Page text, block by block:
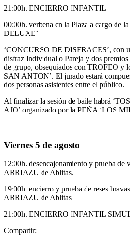
21:00h. ENCIERRO INFANTIL
00:00h. verbena en la Plaza a cargo de
DELUXE’
‘CONCURSO DE DISFRACES’, con
disfraz Individual o Pareja y dos premios
de grupo, obsequiados con TROFEO y
SAN ANTON’. El jurado estará
dos personas asistentes entre el público.
Al finalizar la sesión de baile habrá
AJO’ organizado por la PEÑA ‘LOS
Viernes 5 de agosto
12:00h. desencajonamiento y prueba de
ARRIAZU de Ablitas.
19:00h. encierro y prueba de reses
ARRIAZU de Ablitas
21:00h. ENCIERRO INFANTIL
Compartir: